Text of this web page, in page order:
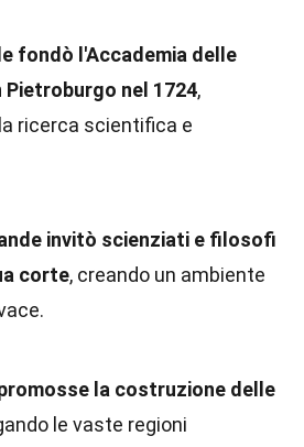
fondò l'Accademia delle
Pietroburgo nel 1724,
ricerca scientifica e
invitò scienziati e filosofi
corte, creando un ambiente
la costruzione delle
le vaste regioni